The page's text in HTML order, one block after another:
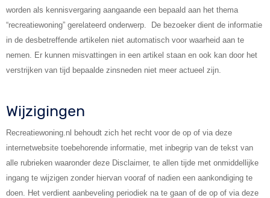
worden als kennisvergaring aangaande een bepaald aan het thema
“recreatiewoning” gerelateerd onderwerp. De bezoeker dient de informatie
in de desbetreffende artikelen niet automatisch voor waarheid aan te
nemen. Er kunnen misvattingen in een artikel staan en ook kan door het
verstrijken van tijd bepaalde zinsneden niet meer actueel zijn.
Wijzigingen
Recreatiewoning.nl behoudt zich het recht voor de op of via deze
internetwebsite toebehorende informatie, met inbegrip van de tekst van
alle rubrieken waaronder deze Disclaimer, te allen tijde met onmiddellijke
ingang te wijzigen zonder hiervan vooraf of nadien een aankondiging te
doen. Het verdient aanbeveling periodiek na te gaan of de op of via deze